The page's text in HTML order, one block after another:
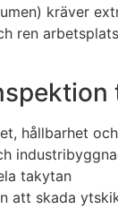
kräver
ren
hållbarhet
takytan
att skada